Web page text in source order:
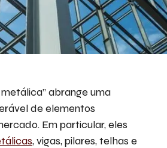
abrange uma
de elementos
Em particular, eles
, vigas, pilares, telhas e